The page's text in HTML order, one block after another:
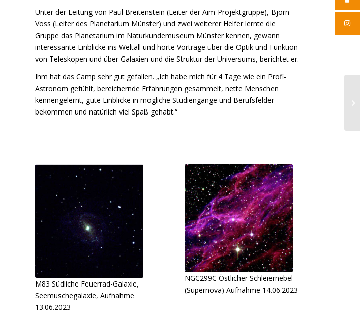
Unter der Leitung von Paul Breitenstein (Leiter der Aim-Projektgruppe), Björn
Voss (Leiter des Planetarium Münster) und zwei weiterer Helfer lernte die
Gruppe das Planetarium im Naturkundemuseum Münster kennen, gewann
interessante Einblicke ins Weltall und hörte Vorträge über die Optik und Funktion
von Teleskopen und über Galaxien und die Struktur der Universums, berichtet er.
Ihm hat das Camp sehr gut gefallen. „Ich habe mich für 4 Tage wie ein Profi-
Astronom gefühlt, bereichernde Erfahrungen gesammelt, nette Menschen
kennengelernt, gute Einblicke in mögliche Studiengänge und Berufsfelder
bekommen und natürlich viel Spaß gehabt.“
M83 Südliche Feuerrad-Galaxie,
Seemuschegalaxie, Aufnahme
13.06.2023
NGC299C Östlicher Schleiernebel
(Supernova) Aufnahme 14.06.2023